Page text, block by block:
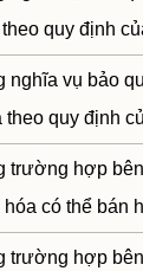
quy định
nghĩa vụ bảo
quy định
trường hợp
có thể bán
trường hợp